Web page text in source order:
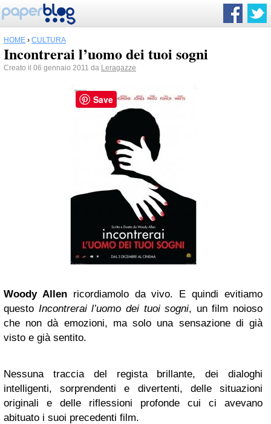
HOME › CULTURA
Incontrerai l’uomo dei tuoi sogni
Creato il 06 gennaio 2011 da Leragazze
Woody Allenricordiamolo da vivo. E quindi evitiamo
questo Incontrerai l’uomo dei tuoi sogni, un film noioso
che non dà emozioni, ma solo una sensazione di già
visto e già sentito.
Nessuna traccia del regista brillante, dei dialoghi
intelligenti, sorprendenti e divertenti, delle situazioni
originali e delle riflessioni profonde cui ci avevano
abituato i suoi precedenti film.
Save